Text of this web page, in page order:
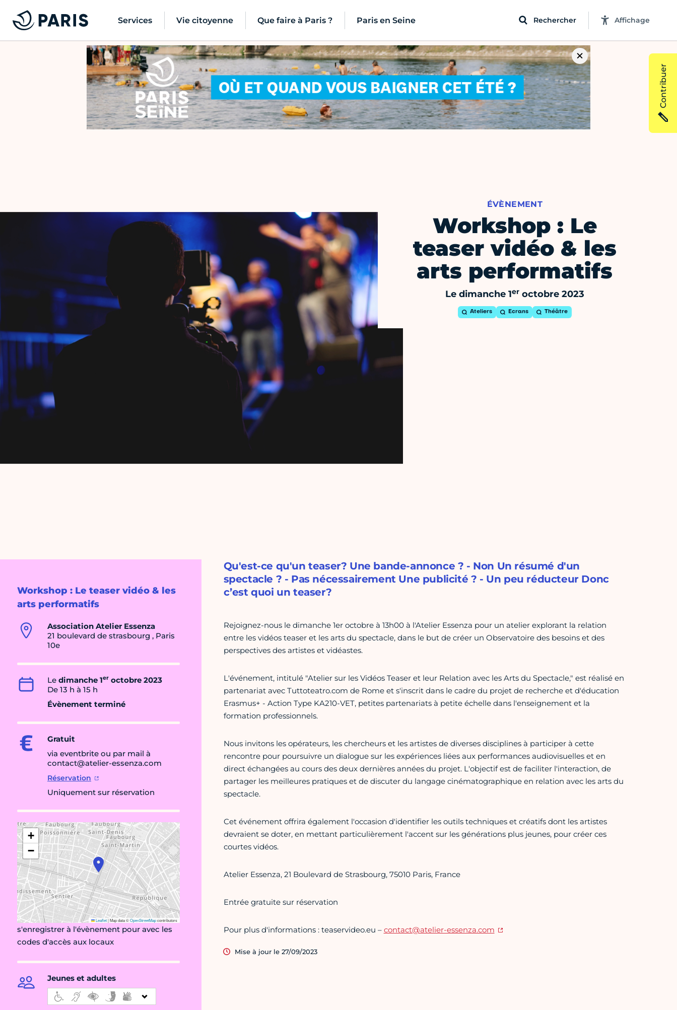
Services Vie citoyenne Que faire à Paris ? Paris en Seine Rechercher Affichage
ÉVÈNEMENT
Workshop : Le
teaser vidéo & les
arts performatifs
Le dimanche 1eroctobre 2023
Ateliers Ecrans Théâtre
Workshop : Le teaser vidéo & les
arts performatifs
Association Atelier Essenza
21 boulevard de strasbourg , Paris
10e
Le dimanche 1er octobre 2023
De 13 h à 15 h
Évènement terminé
Gratuit
via eventbrite ou par mail à
contact@atelier-essenza.com
Réservation
Uniquement sur réservation
+
−
Leaflet|Map data ©OpenStreetMapcontributors
s'enregistrer à l'évènement pour avec les
codes d'accès aux locaux
Jeunes et adultes
Qu'est-ce qu'un teaser? Une bande-annonce ? - Non Un résumé d'un
spectacle ? - Pas nécessairement Une publicité ? - Un peu réducteur Donc
c’est quoi un teaser?
Rejoignez-nous le dimanche 1er octobre à 13h00 à l'Atelier Essenza pour un atelier explorant la relation
entre les vidéos teaser et les arts du spectacle, dans le but de créer un Observatoire des besoins et des
perspectives des artistes et vidéastes.
L'événement, intitulé "Atelier sur les Vidéos Teaser et leur Relation avec les Arts du Spectacle," est réalisé en
partenariat avec Tuttoteatro.com de Rome et s'inscrit dans le cadre du projet de recherche et d'éducation
Erasmus+ - Action Type KA210-VET, petites partenariats à petite échelle dans l'enseignement et la
formation professionnels.
Nous invitons les opérateurs, les chercheurs et les artistes de diverses disciplines à participer à cette
rencontre pour poursuivre un dialogue sur les expériences liées aux performances audiovisuelles et en
direct échangées au cours des deux dernières années du projet. L'objectif est de faciliter l'interaction, de
partager les meilleures pratiques et de discuter du langage cinématographique en relation avec les arts du
spectacle.
Cet événement offrira également l'occasion d'identifier les outils techniques et créatifs dont les artistes
devraient se doter, en mettant particulièrement l'accent sur les générations plus jeunes, pour créer ces
courtes vidéos.
Atelier Essenza, 21 Boulevard de Strasbourg, 75010 Paris, France
Entrée gratuite sur réservation
Pour plus d'informations : teaservideo.eu – contact@atelier-essenza.com
Mise à jour le 27/09/2023
Contribuer